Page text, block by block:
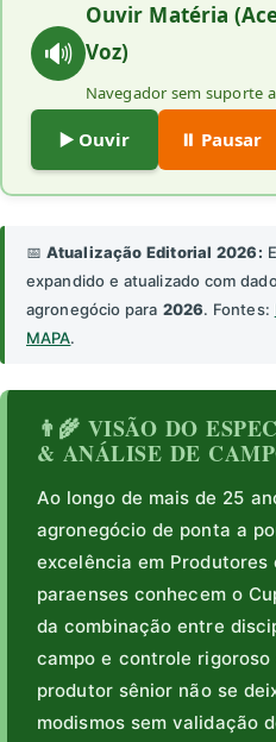
🔊
Ouvir Matéria
Voz)
Navegador sem suporte
▶️ Ouvir ⏸️ Pausar
📅Atualização Editorial 2026:
expandido e atualizado com
agronegócio para 2026. Fontes:
MAPA.
👨‍🌾 VISÃO DO
& ANÁLISE DE
Ao longo de mais de 25
agronegócio de ponta a
excelência em Produtores
paraenses conhecem o
da combinação entre
campo e controle rigoroso
produtor sênior não se
modismos sem validação